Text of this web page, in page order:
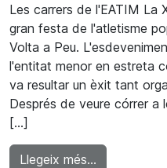
Les carrers de l'EATIM La
gran festa de l'atletisme
Volta a Peu.
l'entitat menor en estreta
va resultar un èxit tant
Després de veure córrer a
[…]
Llegeix més…